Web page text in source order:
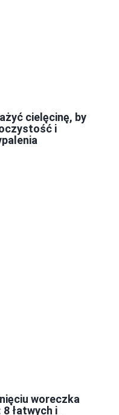
cielęcinę, by
i
woreczka
łatwych i